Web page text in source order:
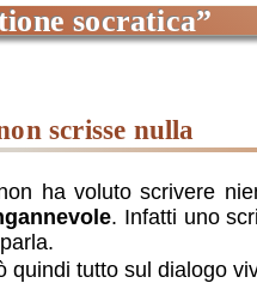
socratica”
non scrisse nulla
ha voluto scrivere
. Infatti uno
quindi tutto sul dialogo